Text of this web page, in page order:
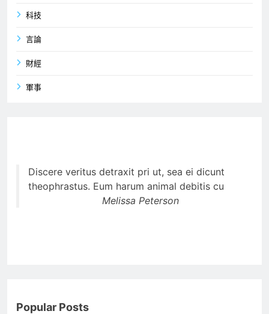
科技
言論
財經
軍事
Discere veritus detraxit pri ut, sea ei dicunt
theophrastus. Eum harum animal debitis cu
Melissa Peterson
Popular Posts